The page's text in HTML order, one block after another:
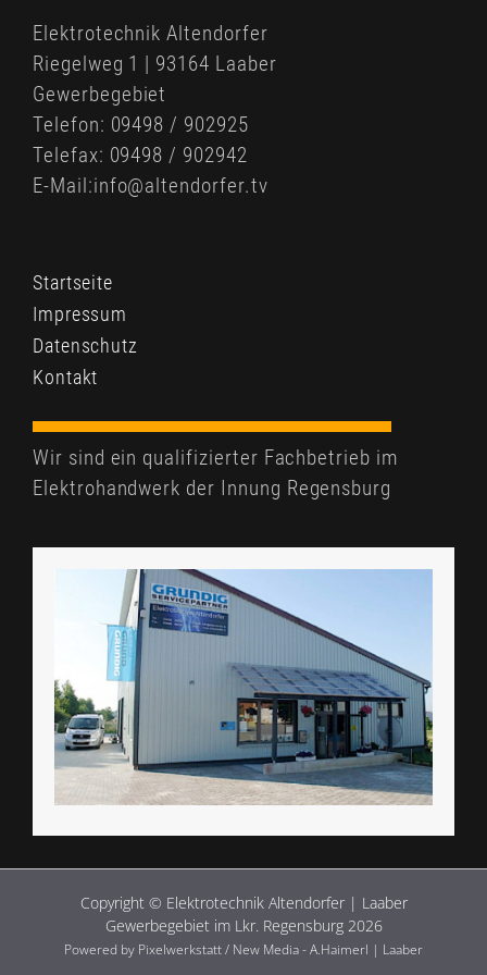
Elektrotechnik Altendorfer
Riegelweg 1 | 93164 Laaber
Gewerbegebiet
Telefon: 09498 / 902925
Telefax: 09498 / 902942
E-Mail:info@altendorfer.tv
Startseite
Impressum
Datenschutz
Kontakt
Wir sind ein qualifizierter Fachbetrieb im
Elektrohandwerk der Innung Regensburg
Copyright © Elektrotechnik Altendorfer | Laaber
Gewerbegebiet im Lkr. Regensburg 2026
Powered by Pixelwerkstatt / New Media - A.Haimerl | Laaber